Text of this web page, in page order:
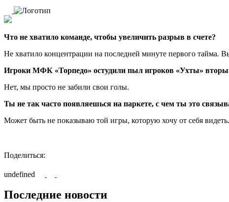
Что не хватило команде, чтобы увеличить разрыв в счете?
Не хватило концентрации на последней минуте первого
Игроки МФК «Торпедо» остудили пыл игроков «Ухты»
Нет, мы просто не забили свои голы.
Ты не так часто появляешься на паркете, с чем ты это
Может быть не показываю той игры, которую хочу от себя
Поделиться:
undefined
Последние новости